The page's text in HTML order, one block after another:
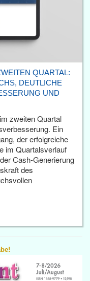
QUARTAL:
DEUTLICHE
UND
zweiten Quartal
Ein
der erfolgreiche
im Quartalsverlauf
Cash-Generierung
des